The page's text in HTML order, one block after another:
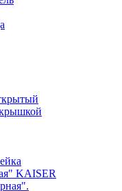
KAISER